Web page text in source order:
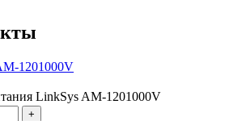
1201000V
LinkSys AM-1201000V
+